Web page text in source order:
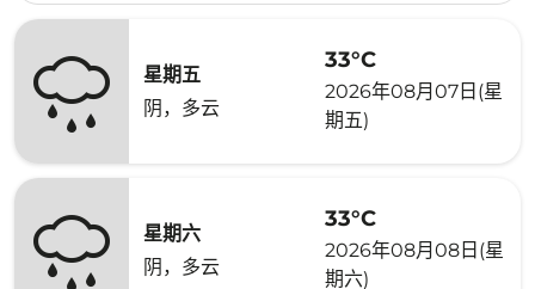
星期五
阴，多云
33°C
2026年08月07日(星
期五)
星期六
阴，多云
33°C
2026年08月08日(星
期六)